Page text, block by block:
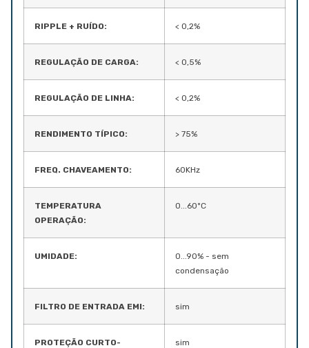
RIPPLE + RUÍDO: < 0,2%
REGULAÇÃO DE CARGA: < 0,5%
REGULAÇÃO DE LINHA: < 0,2%
RENDIMENTO TÍPICO: > 75%
FREQ. CHAVEAMENTO: 60KHz
TEMPERATURA
OPERAÇÃO:
0...60ºC
UMIDADE:
0...90% - sem
condensação
FILTRO DE ENTRADA EMI: sim
PROTEÇÃO CURTO-
sim